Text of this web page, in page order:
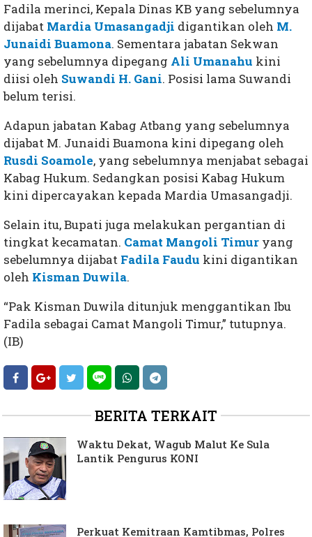
Fadila merinci, Kepala Dinas KB yang sebelumnya
dijabat Mardia Umasangadji digantikan oleh M.
Junaidi Buamona. Sementara jabatan Sekwan
yang sebelumnya dipegang Ali Umanahu kini
diisi oleh Suwandi H. Gani. Posisi lama Suwandi
belum terisi.
Adapun jabatan Kabag Atbang yang sebelumnya
dijabat M. Junaidi Buamona kini dipegang oleh
Rusdi Soamole, yang sebelumnya menjabat sebagai
Kabag Hukum. Sedangkan posisi Kabag Hukum
kini dipercayakan kepada Mardia Umasangadji.
Selain itu, Bupati juga melakukan pergantian di
tingkat kecamatan. Camat Mangoli Timur yang
sebelumnya dijabat Fadila Faudu kini digantikan
oleh Kisman Duwila.
“Pak Kisman Duwila ditunjuk menggantikan Ibu
Fadila sebagai Camat Mangoli Timur,” tutupnya.
(IB)
BERITA TERKAIT
Waktu Dekat, Wagub Malut Ke Sula
Lantik Pengurus KONI
Perkuat Kemitraan Kamtibmas, Polres